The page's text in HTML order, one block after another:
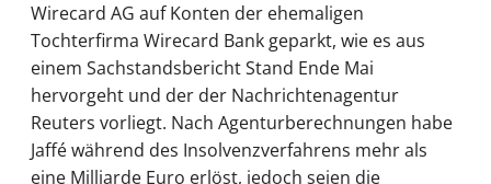
Wirecard AG auf Konten der ehemaligen
Tochterfirma Wirecard Bank geparkt, wie es aus
einem Sachstandsbericht Stand Ende Mai
hervorgeht und der der Nachrichtenagentur
Reuters vorliegt. Nach Agenturberechnungen habe
Jaffé während des Insolvenzverfahrens mehr als
eine Milliarde Euro erlöst, jedoch seien die